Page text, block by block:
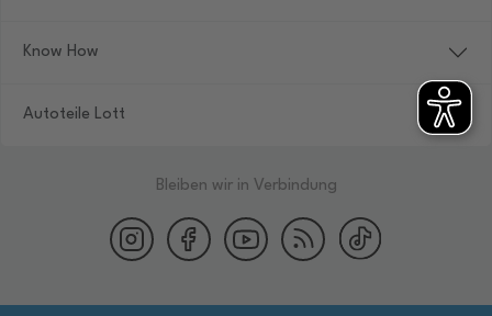
Know How
Autoteile Lott
Bleiben wir in Verbindung